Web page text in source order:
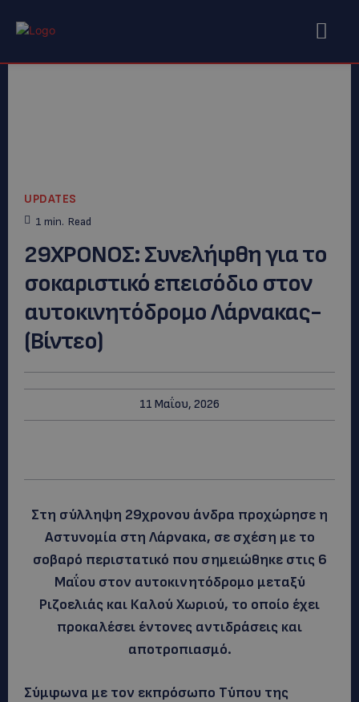
UPDATES
1 min. Read
29ΧΡΟΝΟΣ: Συνελήφθη για το
σοκαριστικό επεισόδιο στον
αυτοκινητόδρομο Λάρνακας-
(Βίντεο)
11 Μαΐου, 2026
Στη σύλληψη 29χρονου άνδρα προχώρησε η
Αστυνομία στη Λάρνακα, σε σχέση με το
σοβαρό περιστατικό που σημειώθηκε στις 6
Μαΐου στον αυτοκινητόδρομο μεταξύ
Ριζοελιάς και Καλού Χωριού, το οποίο έχει
προκαλέσει έντονες αντιδράσεις και
αποτροπιασμό.
Σύμφωνα με τον εκπρόσωπο Τύπου της